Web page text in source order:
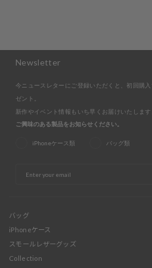
Newsletter
今ニュースレターにご登録いただくと、初回購
ゼント。
新作やイベント情報もいち早くお届けいたします
ご興味のある製品をお知らせください。
iPhoneケース類 バッグ類
バッグ
iPhoneケース
スモールレザーグッズ
Collection